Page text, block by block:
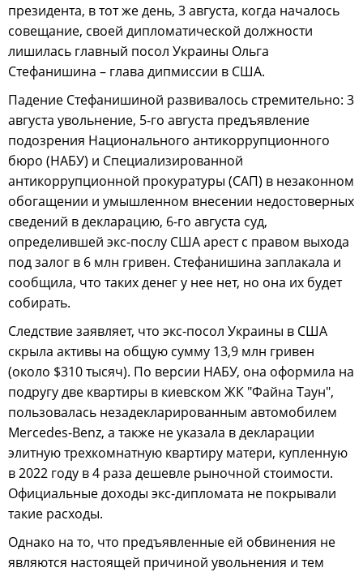
президента, в тот же день, 3 августа, когда началось
совещание, своей дипломатической должности
лишилась главный посол Украины Ольга
Стефанишина – глава дипмиссии в США.
Падение Стефанишиной развивалось стремительно: 3
августа увольнение, 5-го августа предъявление
подозрения Национального антикоррупционного
бюро (НАБУ) и Специализированной
антикоррупционной прокуратуры (САП) в незаконном
обогащении и умышленном внесении недостоверных
сведений в декларацию, 6-го августа суд,
определившей экс-послу США арест с правом выхода
под залог в 6 млн гривен. Стефанишина заплакала и
сообщила, что таких денег у нее нет, но она их будет
собирать.
Следствие заявляет, что экс-посол Украины в США
скрыла активы на общую сумму 13,9 млн гривен
(около $310 тысяч). По версии НАБУ, она оформила на
подругу две квартиры в киевском ЖК "Файна Таун",
пользовалась незадекларированным автомобилем
Mercedes-Benz, а также не указала в декларации
элитную трехкомнатную квартиру матери, купленную
в 2022 году в 4 раза дешевле рыночной стоимости.
Официальные доходы экс-дипломата не покрывали
такие расходы.
Однако на то, что предъявленные ей обвинения не
являются настоящей причиной увольнения и тем